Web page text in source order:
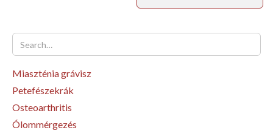
Miaszténia grávisz
Petefészekrák
Osteoarthritis
Ólommérgezés